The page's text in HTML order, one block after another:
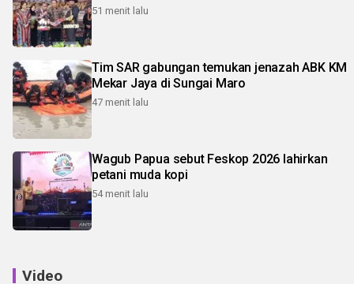
51 menit lalu
Tim SAR gabungan temukan jenazah ABK KM
Mekar Jaya di Sungai Maro
47 menit lalu
Wagub Papua sebut Feskop 2026 lahirkan
petani muda kopi
54 menit lalu
Video